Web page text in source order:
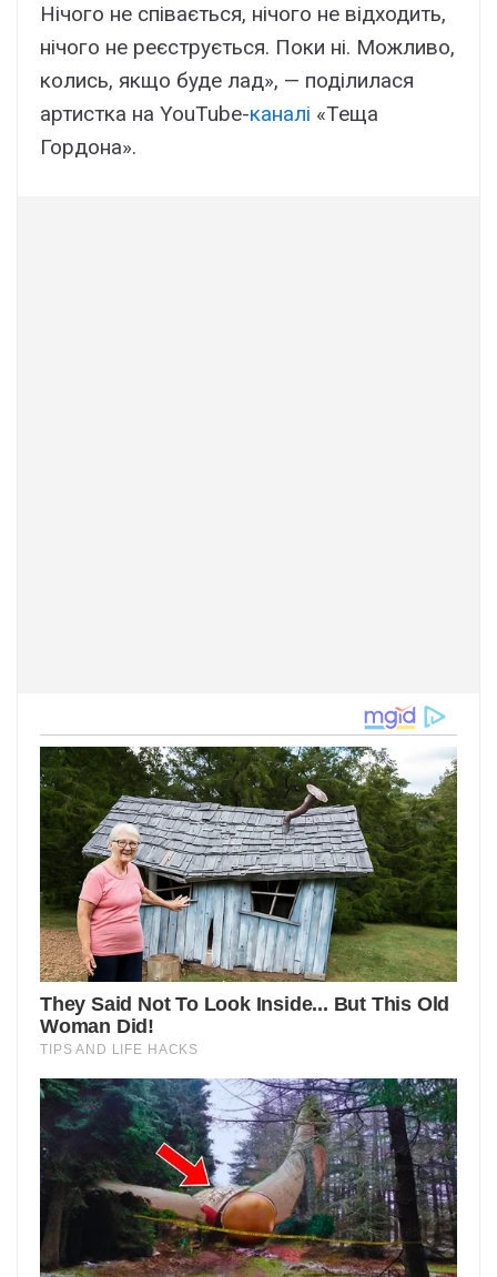
Нічого не співається, нічого не відходить,
нічого не реєструється. Поки ні. Можливо,
колись, якщо буде лад», — поділилася
артистка на YouTube-каналі «Теща
Гордона».